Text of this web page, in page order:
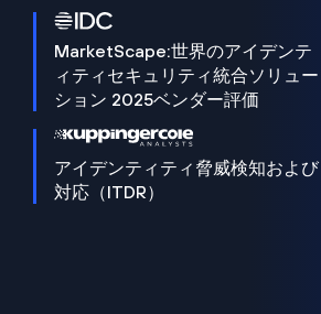
MarketScape:世界のアイデンテ
ィティセキュリティ統合ソリュー
ション 2025ベンダー評価
アイデンティティ脅威検知および
対応（ITDR）